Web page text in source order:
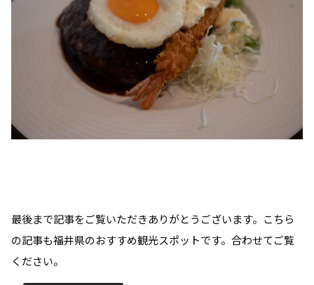
最後まで記事をご覧いただきありがとうございます。こちら
の記事も福井県のおすすめ観光スポットです。合わせてご覧
ください。